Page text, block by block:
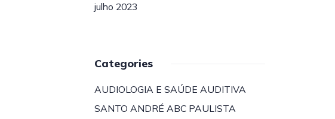
julho 2023
Categories
AUDIOLOGIA E SAÚDE AUDITIVA
SANTO ANDRÉ ABC PAULISTA